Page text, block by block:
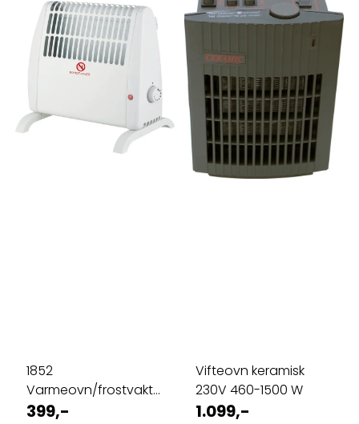
1852
Varmeovn/frostvakt
500 W
399,-
Vifteovn keramisk
230V 460-1500 W
1.099,-